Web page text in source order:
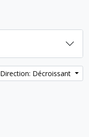
Direction: Décroissant